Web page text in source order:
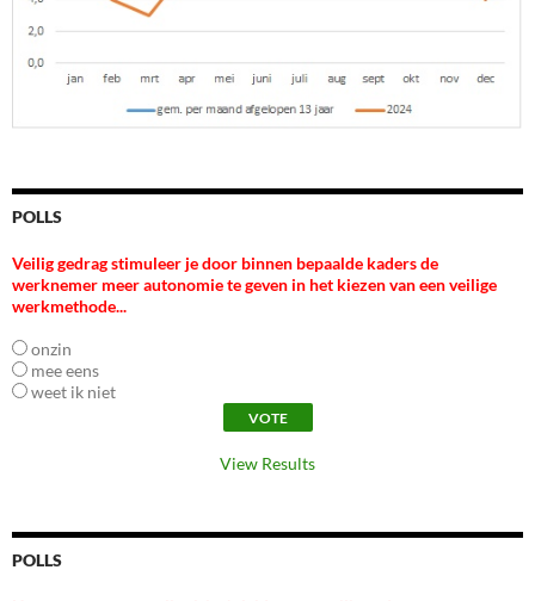
POLLS
Veilig gedrag stimuleer je door binnen bepaalde kaders de
werknemer meer autonomie te geven in het kiezen van een veilige
werkmethode...
onzin
mee eens
weet ik niet
View Results
POLLS